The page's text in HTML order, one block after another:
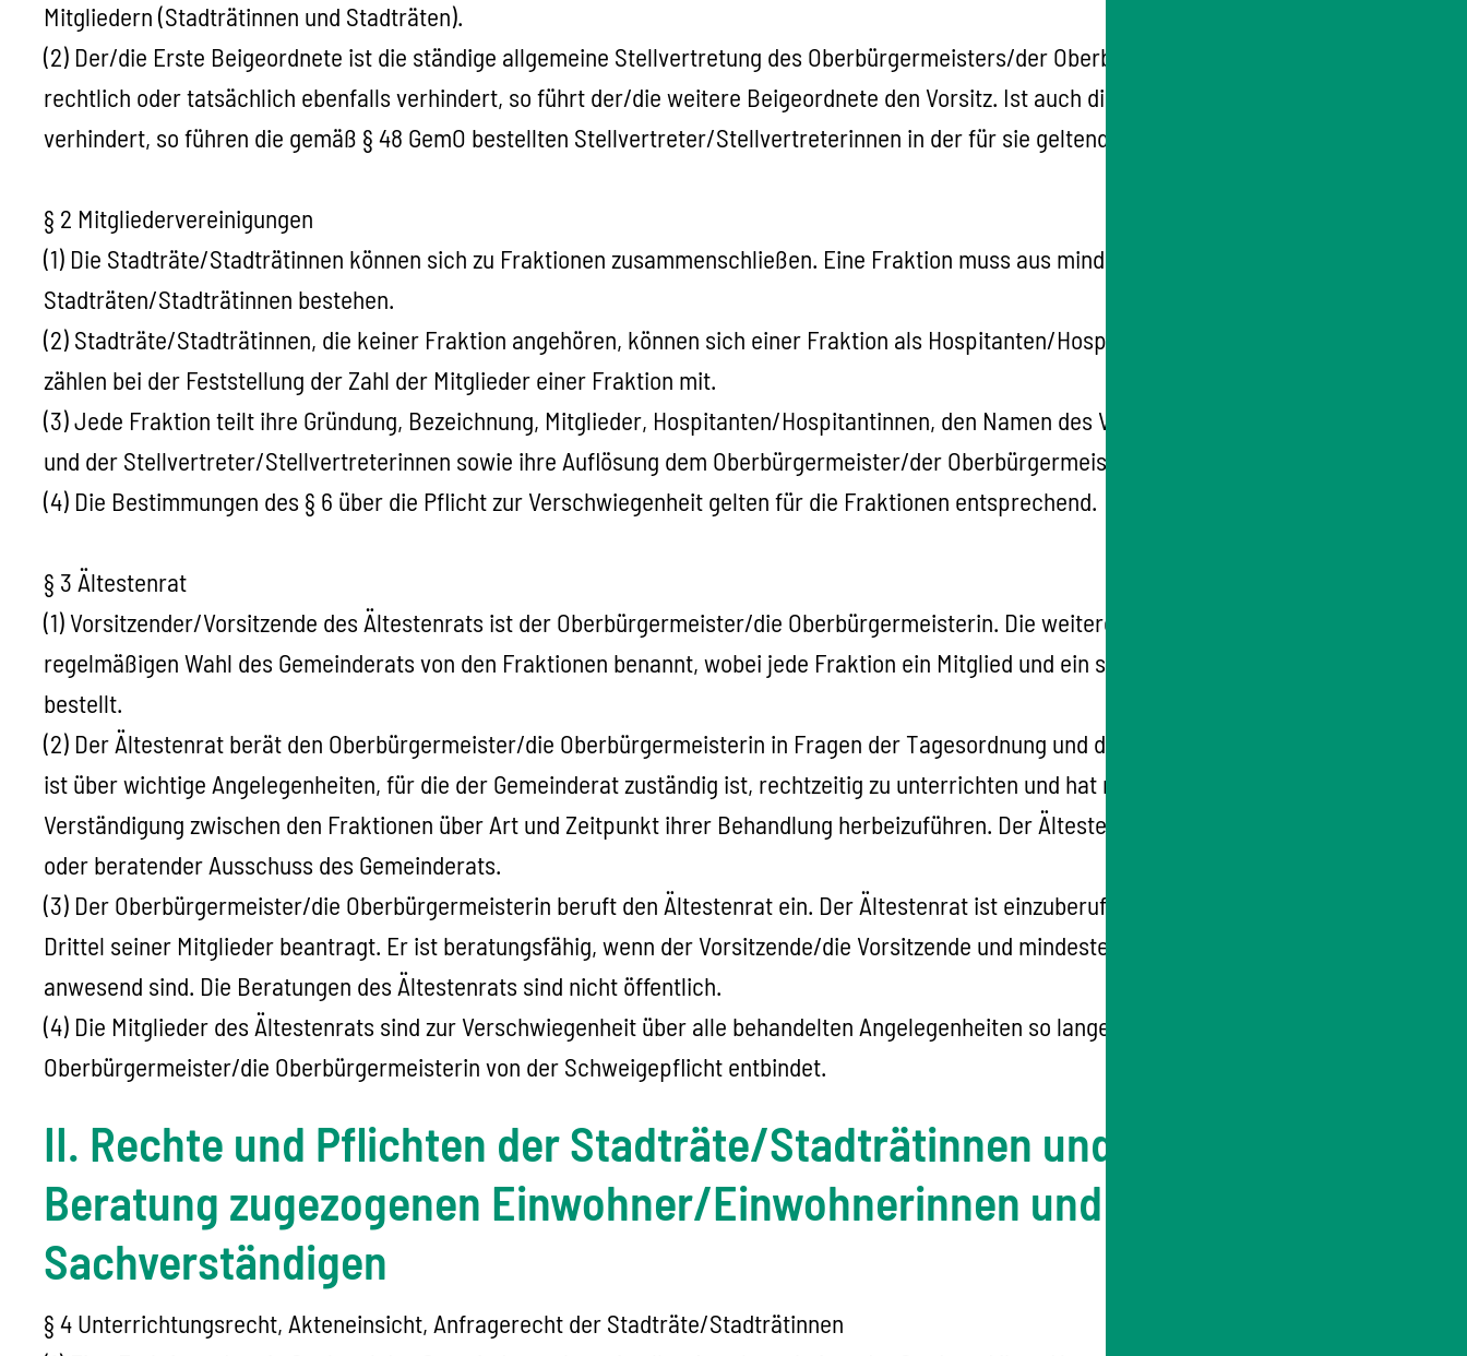
Mitgliedern (Stadträtinnen und Stadträten).
(2) Der/die Erste Beigeordnete ist die ständige allgemeine Stellvertretung des Oberbürgermeisters/der Oberbürgermeisterin. Ist er/sie
rechtlich oder tatsächlich ebenfalls verhindert, so führt der/die weitere Beigeordnete den Vorsitz. Ist auch diese/r rechtlich oder tatsächlich
verhindert, so führen die gemäß § 48 GemO bestellten Stellvertreter/Stellvertreterinnen in der für sie geltenden Reihenfolge den Vorsitz.
§ 2 Mitgliedervereinigungen
(1) Die Stadträte/Stadträtinnen können sich zu Fraktionen zusammenschließen. Eine Fraktion muss aus mindestens drei
Stadträten/Stadträtinnen bestehen.
(2) Stadträte/Stadträtinnen, die keiner Fraktion angehören, können sich einer Fraktion als Hospitanten/Hospitantinnen anschließen. Sie
zählen bei der Feststellung der Zahl der Mitglieder einer Fraktion mit.
(3) Jede Fraktion teilt ihre Gründung, Bezeichnung, Mitglieder, Hospitanten/Hospitantinnen, den Namen des Vorsitzenden/der Vorsitzenden
und der Stellvertreter/Stellvertreterinnen sowie ihre Auflösung dem Oberbürgermeister/der Oberbürgermeisterin mit.
(4) Die Bestimmungen des § 6 über die Pflicht zur Verschwiegenheit gelten für die Fraktionen entsprechend.
§ 3 Ältestenrat
(1) Vorsitzender/Vorsitzende des Ältestenrats ist der Oberbürgermeister/die Oberbürgermeisterin. Die weiteren Mitglieder werden nach jeder
regelmäßigen Wahl des Gemeinderats von den Fraktionen benannt, wobei jede Fraktion ein Mitglied und ein stellvertretendes Mitglied
bestellt.
(2) Der Ältestenrat berät den Oberbürgermeister/die Oberbürgermeisterin in Fragen der Tagesordnung und des Gangs der Verhandlungen. Er
ist über wichtige Angelegenheiten, für die der Gemeinderat zuständig ist, rechtzeitig zu unterrichten und hat nach Möglichkeit eine freie
Verständigung zwischen den Fraktionen über Art und Zeitpunkt ihrer Behandlung herbeizuführen. Der Ältestenrat ist kein beschließender
oder beratender Ausschuss des Gemeinderats.
(3) Der Oberbürgermeister/die Oberbürgermeisterin beruft den Ältestenrat ein. Der Ältestenrat ist einzuberufen, wenn es mindestens ein
Drittel seiner Mitglieder beantragt. Er ist beratungsfähig, wenn der Vorsitzende/die Vorsitzende und mindestens die Hälfte der Mitglieder
anwesend sind. Die Beratungen des Ältestenrats sind nicht öffentlich.
(4) Die Mitglieder des Ältestenrats sind zur Verschwiegenheit über alle behandelten Angelegenheiten so lange verpflichtet, bis sie der
Oberbürgermeister/die Oberbürgermeisterin von der Schweigepflicht entbindet.
II. Rechte und Pflichten der Stadträte/Stadträtinnen und der zur
Beratung zugezogenen Einwohner/Einwohnerinnen und
Sachverständigen
§ 4 Unterrichtungsrecht, Akteneinsicht, Anfragerecht der Stadträte/Stadträtinnen